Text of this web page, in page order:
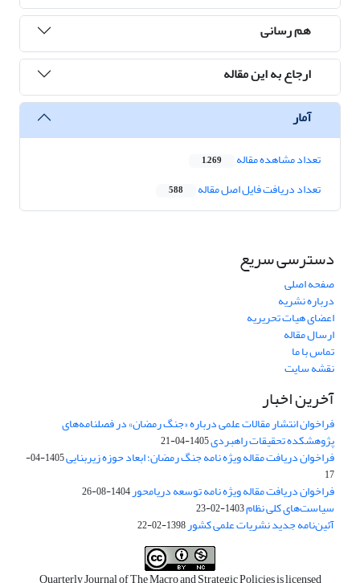
هم رسانی
ارجاع به این مقاله
آمار
تعداد مشاهده مقاله 1,269
تعداد دریافت فایل اصل مقاله 588
دسترسی سریع
صفحه اصلی
درباره نشریه
اعضای هیات تحریریه
ارسال مقاله
تماس با ما
نقشه سایت
آخرین اخبار
فراخوان انتشار مقالات علمی درباره «جنگ رمضان» در فصلنامه‌های
پژوهشکده تحقیقات راهبردی1405-04-21
فراخوان دریافت مقاله ویژه نامه جنگ رمضان؛ ابعاد حوزه زیربنایی
1405-04-
17
فراخوان دریافت مقاله ویژه نامه توسعه دریامحور1404-08-26
سیاست‌های کلی نظام1403-02-23
آئین‌نامه جدید نشریات علمی کشور1398-02-22